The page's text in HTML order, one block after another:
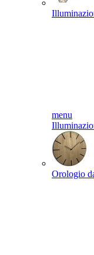
menu
Orologio